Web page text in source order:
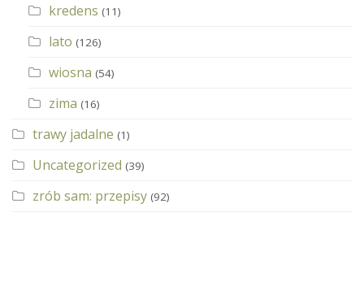
kredens (11)
lato (126)
wiosna (54)
zima (16)
trawy jadalne (1)
Uncategorized (39)
zrób sam: przepisy (92)